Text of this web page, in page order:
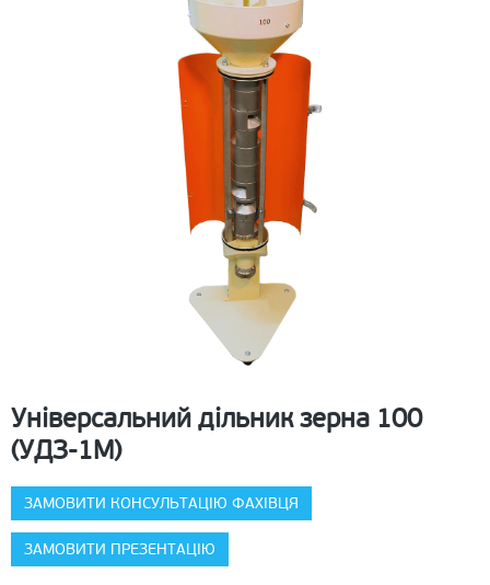
Універсальний дільник зерна 100
(УДЗ-1М)
ЗАМОВИТИ КОНСУЛЬТАЦІЮ ФАХІВЦЯ
ЗАМОВИТИ ПРЕЗЕНТАЦІЮ